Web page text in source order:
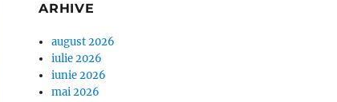
ARHIVE
august 2026
iulie 2026
iunie 2026
mai 2026